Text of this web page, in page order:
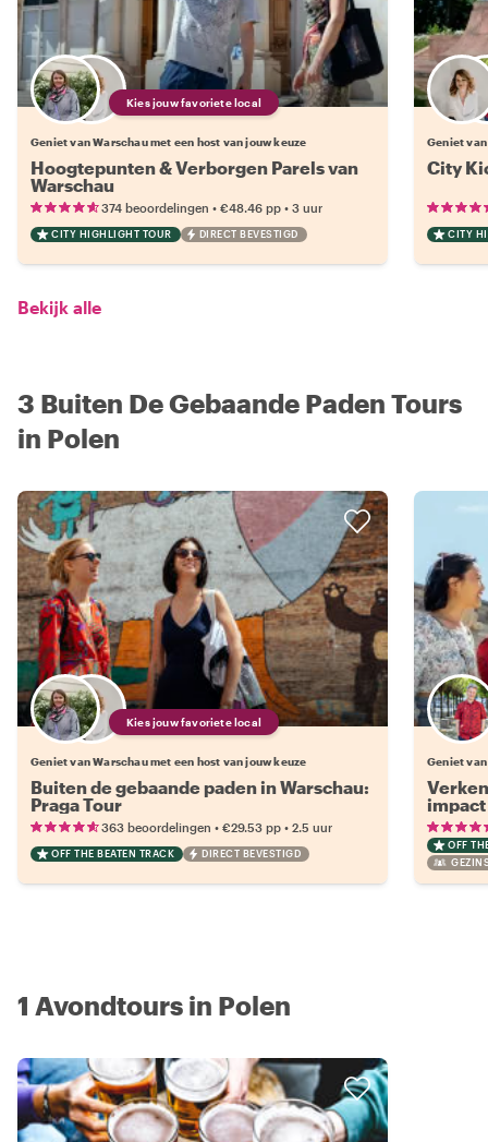
Kies jouw favoriete local
Geniet van Warschau met een host van jouw keuze
Hoogtepunten & Verborgen Parels van
Warschau
374 beoordelingen • €48.46 pp • 3 uur
CITY HIGHLIGHT TOUR DIRECT BEVESTIGD
Geniet
City
CITY
Bekijk alle
3 Buiten De Gebaande Paden Tours
in Polen
Kies jouw favoriete local
Geniet van Warschau met een host van jouw keuze
Buiten de gebaande paden in Warschau:
Praga Tour
363 beoordelingen • €29.53 pp • 2.5 uur
OFF THE BEATEN TRACK DIRECT BEVESTIGD
Geniet
impact
OFF
1 Avondtours in Polen